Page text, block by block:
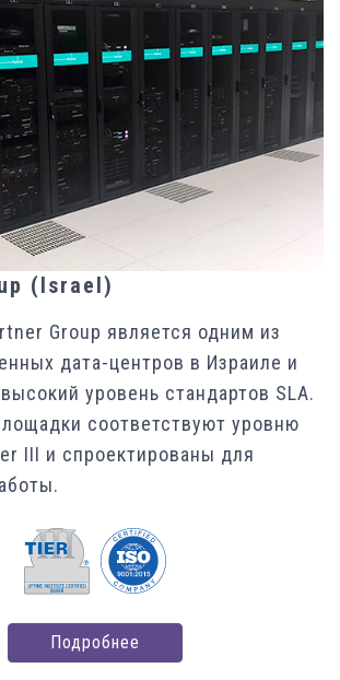
(Israel)
Group является одним из
дата-центров в Израиле и
уровень стандартов SLA.
соответствуют уровню
III и спроектированы для
Подробнее